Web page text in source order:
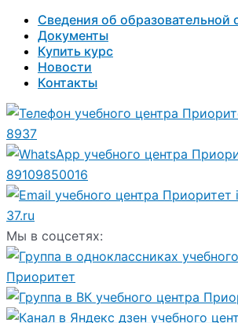
Сведения об образовательной
Документы
Купить курс
Новости
Контакты
8937
89109850016
37.ru
Мы в соцсетях: